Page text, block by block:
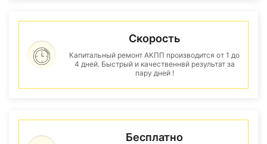
Скорость
Капитальный ремонт АКПП производится от 1 до
4 дней. Быстрый и качественнвй результат за
пару дней !
Бесплатно